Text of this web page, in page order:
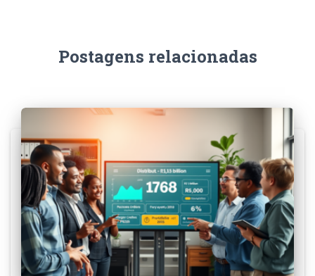
Postagens relacionadas